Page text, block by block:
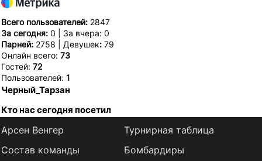
Всего пользователей: 2847
За сегодня: 0 | За вчера: 0
Парней: 2758 | Девушек: 79
Онлайн всего: 73
Гостей: 72
Пользователей: 1
Черный_Тарзан
Кто нас сегодня посетил
Арсен Венгер
Состав команды
Турнирная таблица
Бомбардиры